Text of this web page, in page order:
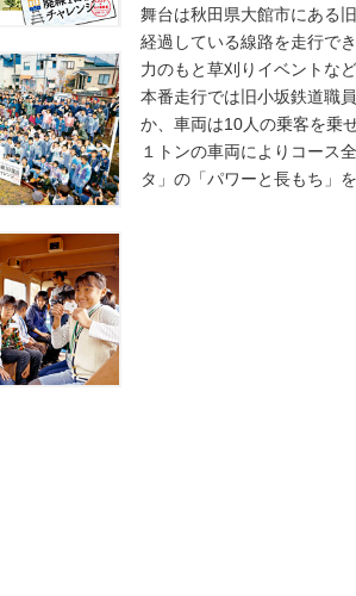
舞台は秋田県大館市にある
経過している線路を走行で
力のもと草刈りイベントな
本番走行では旧小坂鉄道職
か、車両は10人の乗客を乗
１トンの車両によりコース
タ」の「パワーと長もち」を